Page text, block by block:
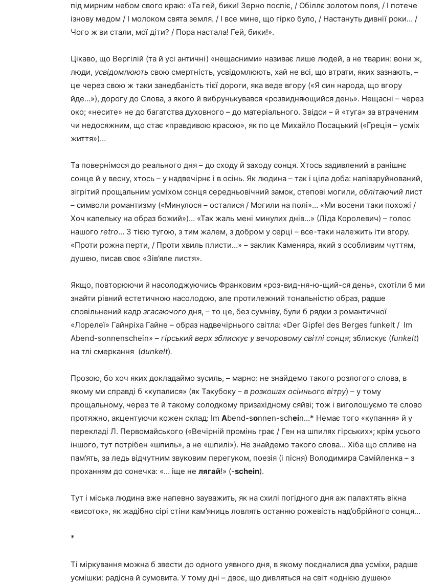
під мирним небом свого краю: «Та гей, бики! Зерно поспіє, / Обіллє золотом поля, / І потече
ізнову медом / І молоком свята земля. / І все мине, що гірко було, / Настануть дивнії роки… /
Чого ж ви стали, мої діти? / Пора настала! Гей, бики!».
Цікаво, що Вергілій (та й усі античні) «нещасними» називає лише людей, а не тварин: вони ж,
люди, усвідомлюють свою смертність, усвідомлюють, хай не всі, що втрати, яких зазнають, –
це через свою ж таки занедбаність тієї дороги, яка веде вгору («Я син народа, що вгору
йде…»), дорогу до Слова, з якого й вибрунькувався «розвидняющийся день». Нещасні – через
око; «несите» не до багатства духовного – до матеріального. Звідси – й «туга» за втраченим
чи недосяжним, що стає «правдивою красою», як по це Михайло Посацький («Греція – усміх
життя»)…
Та повернімося до реального дня – до сходу й заходу сонця. Хтось задивлений в ранішнє
сонце й у весну, хтось – у надвечірнє і в осінь. Як людина – так і ціла доба: напівзруйнований,
зігрітий прощальним усміхом сонця середньовічний замок, степові могили, облітаючий лист
– символи романтизму («Минулося – осталися / Могили на полі»… «Ми восени таки похожі /
Хоч капельку на образ божий»)… «Так жаль мені минулих днів…» (Ліда Королевич) – голос
нашого retro… З тією тугою, з тим жалем, з добром у серці – все-таки належить іти вгору.
«Проти рожна перти, / Проти хвиль плисти…» – заклик Каменяра, який з особливим чуттям,
душею, писав своє «Зів’яле листя».
Якщо, повторюючи й насолоджуючись Франковим «роз-вид-ня-ю-щий-ся день», схотіли б ми
знайти рівний естетичною насолодою, але протилежний тональністю образ, радше
сповільнений кадр згасаючого дня, – то це, без сумніву, були б рядки з романтичної
«Лорелеї» Гайнріха Гайне – образ надвечірнього світла: «Der Gipfel des Berges funkelt / Im
Abend-sonnenschein» – гірський верх зблискує у вечоровому світлі сонця; зблискує (funkelt)
на тлі смеркання (dunkelt).
Прозою, бо хоч яких докладаймо зусиль, – марно: не знайдемо такого розлогого слова, в
якому ми справді б «купалися» (як Такубоку – в розкошах осіннього вітру) – у тому
прощальному, через те й такому солодкому призахідному сяйві; тож і виголошуємо те слово
протяжно, акцентуючи кожен склад: Im Abend-sonnen-schein…* Немає того «купання» й у
перекладі Л. Первомайського («Вечірній промінь грає / Ген на шпилях гірських»; крім усього
іншого, тут потрібен «шпиль», а не «шпилі»). Не знайдемо такого слова… Хіба що спливе на
пам’ять, за ледь відчутним звуковим перегуком, поезія (і пісня) Володимира Самійленка – з
проханням до сонечка: «… іще не лягай!» (-schein).
Тут і міська людина вже напевно зауважить, як на схилі погідного дня аж палахтять вікна
«висоток», як жадібно сірі стіни кам’яниць ловлять останню рожевість над’обрійного сонця…
*
Ті міркування можна б звести до одного уявного дня, в якому поєдналися два усміхи, радше
усмішки: радісна й сумовита. У тому дні – двоє, що дивляться на світ «однією душею»